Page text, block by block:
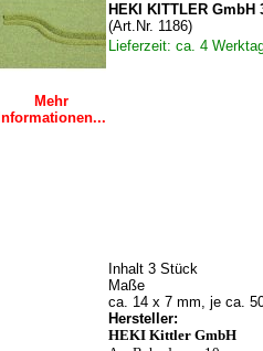
Mehr
Informationen...
HEKI KITTLER
(Art.Nr. 1186)
Lieferzeit: ca. 4
Inhalt 3 Stück
Maße
ca. 14 x 7 mm, je ca.
Hersteller:
HEKI Kittler GmbH